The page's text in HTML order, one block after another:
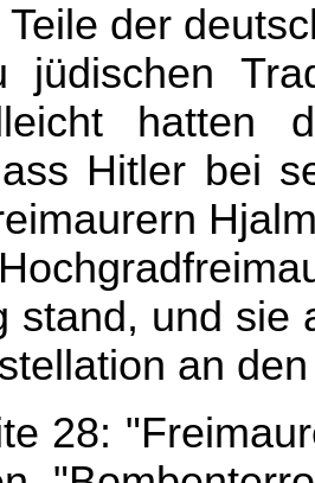
Teile der
jüdischen
hatten
Hitler bei
stand, und sie
an
28: